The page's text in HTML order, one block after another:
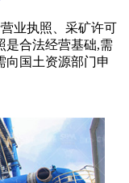
业执照、采矿许可
是合法经营基础,需
向国土资源部门申